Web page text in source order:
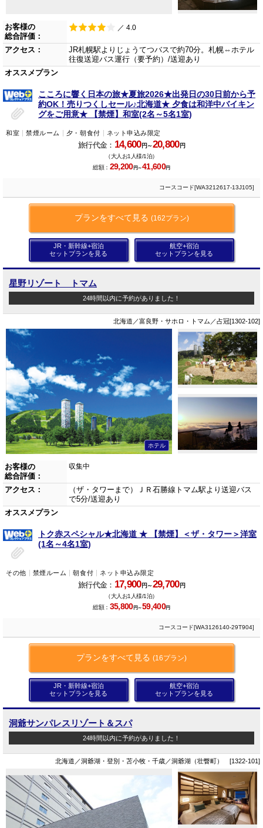
お客様の
総合評価：
／ 4.0
アクセス：
JR札幌駅よりじょうてつバスで約70分。札幌⇔ホテル
往復送迎バス運行（要予約）/送迎あり
オススメプラン
こころに響く日本の旅★夏旅2026★出発日の30日前から予
約OK！売りつくしセール♪北海道★ 夕食は和洋中バイキン
グをご用意★ 【禁煙】和室(2名～5名1室)
和室 禁煙ルーム 夕・朝食付 ネット申込み限定
旅行代金： 14,600円～20,800円
（大人お1人様/1泊）
総額： 29,200円～41,600円
コースコード[WA3212617-13J105]
プランをすべて見る (162プラン)
JR・新幹線+宿泊
セットプランを見る
航空+宿泊
セットプランを見る
星野リゾート トマム
24時間以内に予約がありました！
北海道／富良野・サホロ・トマム／占冠[1302-102]
ホテル
お客様の
総合評価：
収集中
アクセス：
（ザ・タワーまで）ＪＲ石勝線トマム駅より送迎バス
で5分/送迎あり
オススメプラン
トク赤スペシャル★北海道 ★ 【禁煙】＜ザ・タワー＞洋室
(1名～4名1室)
その他 禁煙ルーム 朝食付 ネット申込み限定
旅行代金： 17,900円～29,700円
（大人お1人様/1泊）
総額： 35,800円～59,400円
コースコード[WA3126140-29T904]
プランをすべて見る (16プラン)
JR・新幹線+宿泊
セットプランを見る
航空+宿泊
セットプランを見る
洞爺サンパレスリゾート＆スパ
24時間以内に予約がありました！
北海道／洞爺湖・登別・苫小牧・千歳／洞爺湖（壮瞥町） [1322-101]